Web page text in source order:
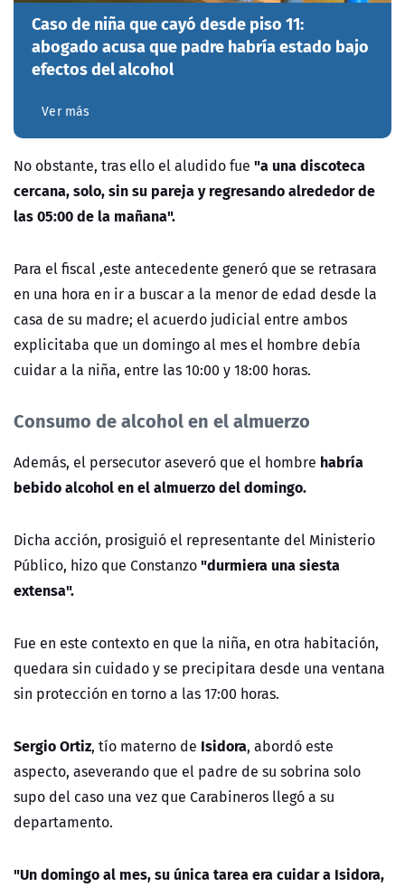
Caso de niña que cayó desde piso 11:
abogado acusa que padre habría estado bajo
efectos del alcohol
Ver más
No obstante, tras ello el aludido fue "a una discoteca
cercana, solo, sin su pareja y regresando alrededor de
las 05:00 de la mañana".
Para el fiscal ,este antecedente generó que se retrasara
en una hora en ir a buscar a la menor de edad desde la
casa de su madre; el acuerdo judicial entre ambos
explicitaba que un domingo al mes el hombre debía
cuidar a la niña, entre las 10:00 y 18:00 horas.
Consumo de alcohol en el almuerzo
Además, el persecutor aseveró que el hombre habría
bebido alcohol en el almuerzo del domingo.
Dicha acción, prosiguió el representante del Ministerio
Público, hizo que Constanzo"durmiera una siesta
extensa".
Fue en este contexto en que la niña, en otra habitación,
quedara sin cuidado y se precipitara desde una ventana
sin protección en torno a las 17:00 horas.
Sergio Ortiz, tío materno de Isidora, abordó este
aspecto, aseverando que el padre de su sobrina solo
supo del caso una vez que Carabineros llegó a su
departamento.
"Un domingo al mes, su única tarea era cuidar a Isidora,